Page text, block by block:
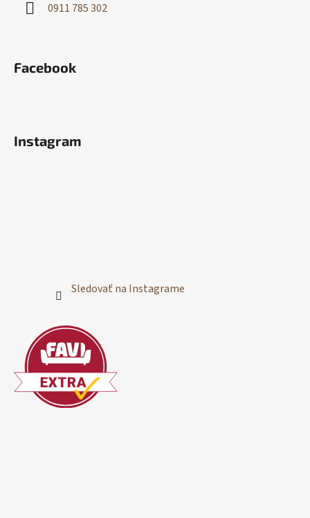
0911 785 302
Facebook
Instagram
Sledovať na Instagrame